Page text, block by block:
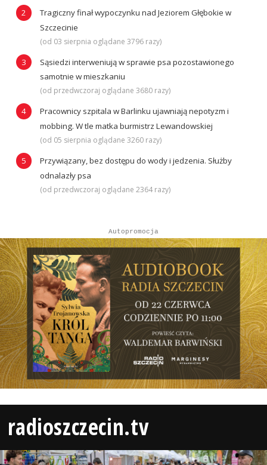
Tragiczny finał wypoczynku nad Jeziorem Głębokie w
Szczecinie
(od 03 sierpnia oglądane 3796 razy)
Sąsiedzi interweniują w sprawie psa pozostawionego
samotnie w mieszkaniu
(od przedwczoraj oglądane 3680 razy)
Pracownicy szpitala w Barlinku ujawniają nepotyzm i
mobbing. W tle matka burmistrz Lewandowskiej
(od 05 sierpnia oglądane 3260 razy)
Przywiązany, bez dostępu do wody i jedzenia. Służby
odnalazły psa
(od przedwczoraj oglądane 2364 razy)
Autopromocja
radioszczecin.tv